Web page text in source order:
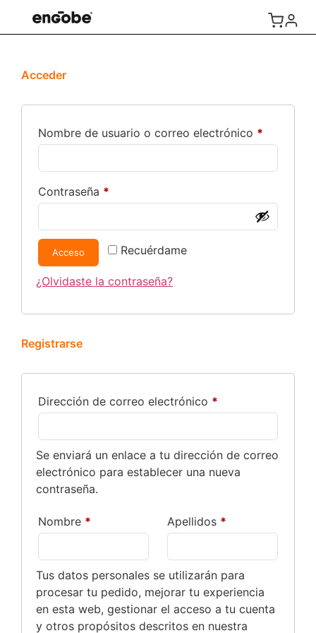
Acceder
Nombre de usuario o correo electrónico *
Contraseña *
Recuérdame
Acceso
¿Olvidaste la contraseña?
Registrarse
Dirección de correo electrónico *
Se enviará un enlace a tu dirección de correo
electrónico para establecer una nueva
contraseña.
Nombre * Apellidos *
Tus datos personales se utilizarán para
procesar tu pedido, mejorar tu experiencia
en esta web, gestionar el acceso a tu cuenta
y otros propósitos descritos en nuestra